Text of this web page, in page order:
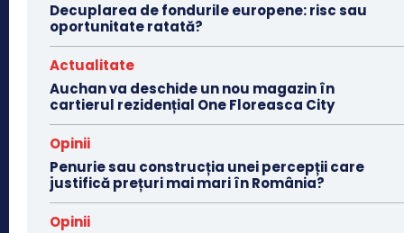
Decuplarea de fondurile europene: risc sau
oportunitate ratată?
Actualitate
Auchan va deschide un nou magazin în
cartierul rezidențial One Floreasca City
Opinii
Penurie sau construcția unei percepții care
justifică prețuri mai mari în România?
Opinii